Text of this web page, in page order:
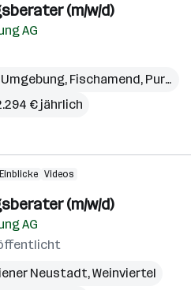
(m/w/d)
AG
, Fischamend, Purkersdorf
€ jährlich
Einblicke Videos
(m/w/d)
AG
Neustadt,Weinviertel